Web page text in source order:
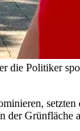
Politiker
Grünfläche